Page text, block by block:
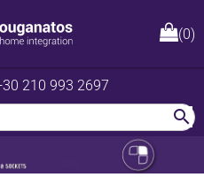
(0)
210 993 2697
search